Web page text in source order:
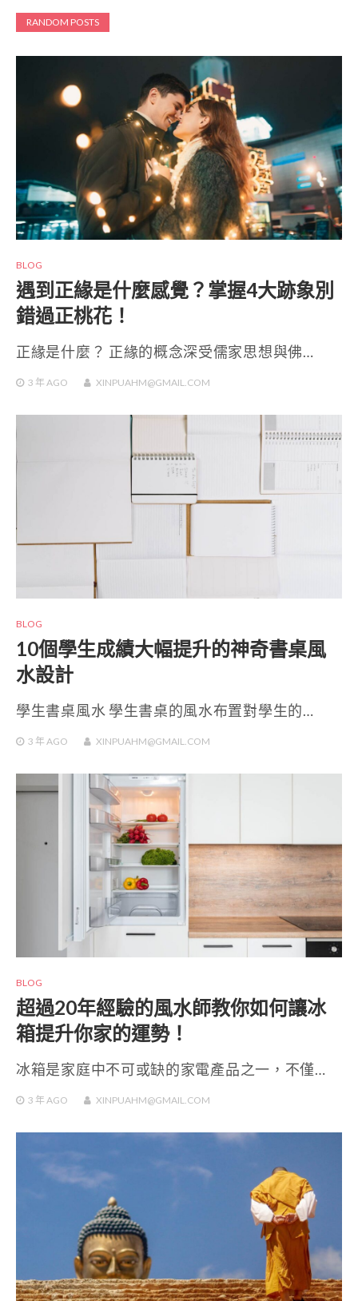
RANDOM POSTS
BLOG
遇到正緣是什麼感覺？掌握4大跡象別
錯過正桃花！
正緣是什麼？ 正緣的概念深受儒家思想與佛…
3 年 AGO XINPUAHM@GMAIL.COM
BLOG
10個學生成績大幅提升的神奇書桌風
水設計
學生書桌風水 學生書桌的風水布置對學生的…
3 年 AGO XINPUAHM@GMAIL.COM
BLOG
超過20年經驗的風水師教你如何讓冰
箱提升你家的運勢！
冰箱是家庭中不可或缺的家電產品之一，不僅…
3 年 AGO XINPUAHM@GMAIL.COM